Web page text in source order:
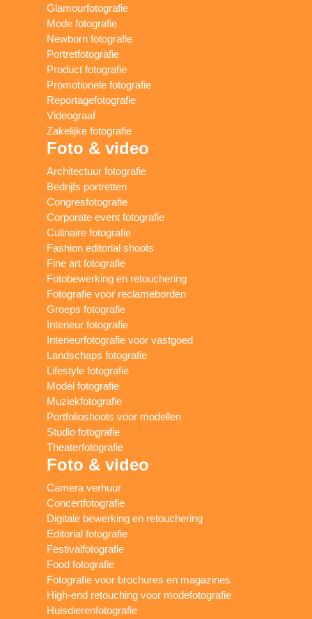
Glamourfotografie
Mode fotografie
Newborn fotografie
Portretfotografie
Product fotografie
Promotionele fotografie
Reportagefotografie
Videograaf
Zakelijke fotografie
Foto & video
Architectuur fotografie
Bedrijfs portretten
Congresfotografie
Corporate event fotografie
Culinaire fotografie
Fashion editorial shoots
Fine art fotografie
Fotobewerking en retouchering
Fotografie voor reclameborden
Groeps fotografie
Interieur fotografie
Interieurfotografie voor vastgoed
Landschaps fotografie
Lifestyle fotografie
Model fotografie
Muziekfotografie
Portfolioshoots voor modellen
Studio fotografie
Theaterfotografie
Foto & video
Camera verhuur
Concertfotografie
Digitale bewerking en retouchering
Editorial fotografie
Festivalfotografie
Food fotografie
Fotografie voor brochures en magazines
High-end retouching voor modefotografie
Huisdierenfotografie